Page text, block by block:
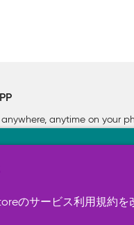
anytime on your
）。 このほか、サイト
Cookie を使用すること
のサービス利用規約を